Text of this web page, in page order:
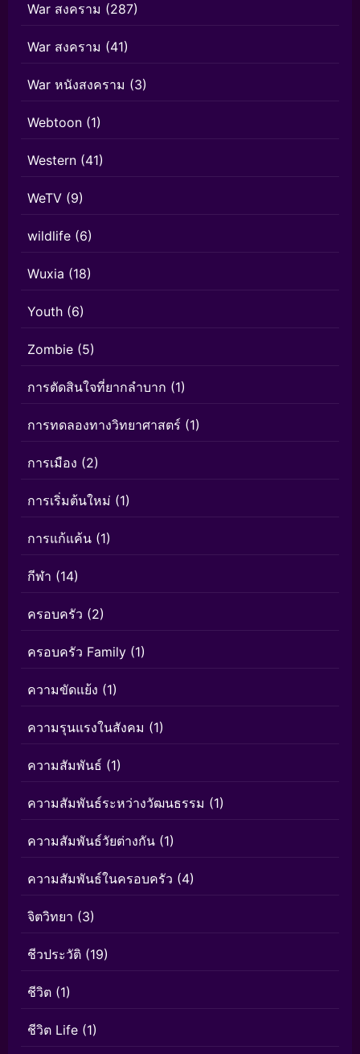
War สงคราม (287)
War สงคราม (41)
War หนังสงคราม (3)
Webtoon (1)
Western (41)
WeTV (9)
wildlife (6)
Wuxia (18)
Youth (6)
Zombie (5)
การตัดสินใจที่ยากลำบาก (1)
การทดลองทางวิทยาศาสตร์ (1)
การเมือง (2)
การเริ่มต้นใหม่ (1)
การแก้แค้น (1)
กีฬา (14)
ครอบครัว (2)
ครอบครัว Family (1)
ความขัดแย้ง (1)
ความรุนแรงในสังคม (1)
ความสัมพันธ์ (1)
ความสัมพันธ์ระหว่างวัฒนธรรม (1)
ความสัมพันธ์วัยต่างกัน (1)
ความสัมพันธ์ในครอบครัว (4)
จิตวิทยา (3)
ชีวประวัติ (19)
ชีวิต (1)
ชีวิต Life (1)